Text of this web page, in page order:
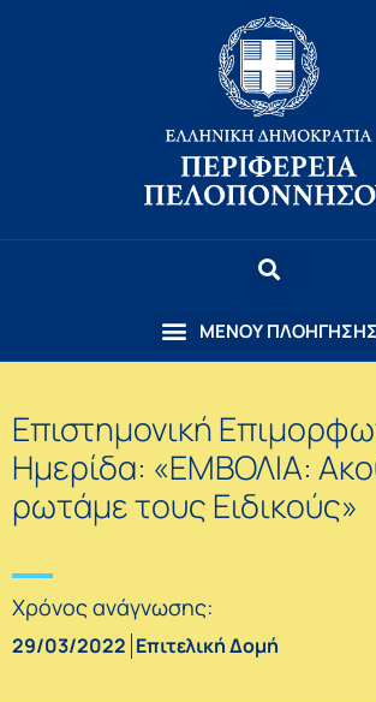
Επιστημονική
Ημερίδα: «ΕΜΒΟΛΙΑ:
ρωτάμε τους Ειδικούς»
Χρόνος ανάγνωσης:
29/03/2022 Επιτελική Δομή